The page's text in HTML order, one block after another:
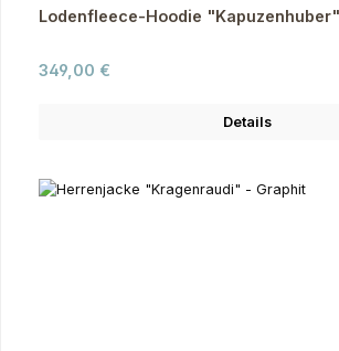
Lodenfleece-Hoodie
Regulärer Preis:
349,00 €
Details